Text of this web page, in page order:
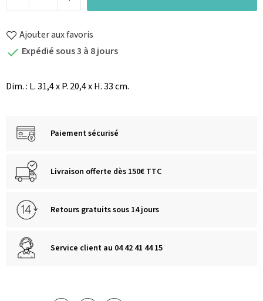
Ajouter aux favoris
 Expédié sous 3 à 8 jours
Dim. : L. 31,4 x P. 20,4 x H. 33 cm.
Paiement sécurisé
Livraison offerte dès 150€ TTC
Retours gratuits sous 14 jours
Service client au 04 42 41 44 15